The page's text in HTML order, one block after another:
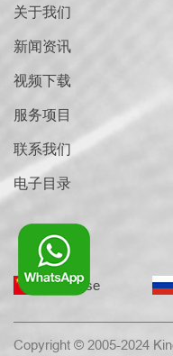
关于我们
新闻资讯
视频下载
服务项目
联系我们
电子目录
Chinese
Copyright © 2005-2024